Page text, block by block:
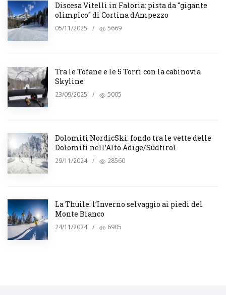
Discesa Vitelli in Faloria: pista da "gigante
olimpico" di Cortina dAmpezzo
05/11/2025 / 5669
Tra le Tofane e le 5 Torri con la cabinovia
Skyline
23/09/2025 / 5005
Dolomiti NordicSki: fondo tra le vette delle
Dolomiti nell’Alto Adige/Südtirol
29/11/2024 / 28560
La Thuile: l’Inverno selvaggio ai piedi del
Monte Bianco
24/11/2024 / 6905